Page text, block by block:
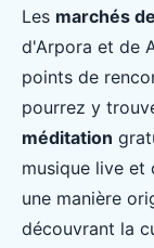
Les marchés
d'Arpora et de
points de
pourrez y
méditation
musique live et
une manière
découvrant la